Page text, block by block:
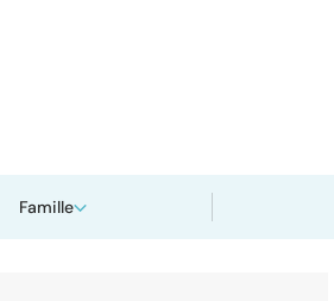
Famille